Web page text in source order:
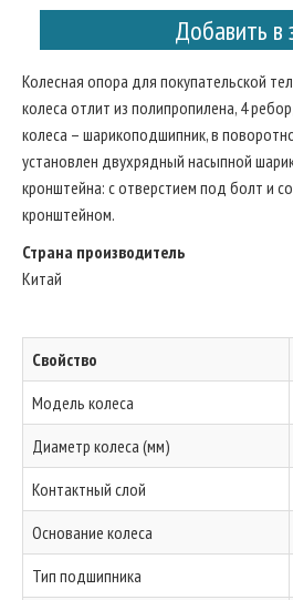
Добавить в
Колесная опора для покупательской
колеса отлит из полипропилена, 4
колеса – шарикоподшипник, в
установлен двухрядный насыпной
кронштейна: с отверстием под болт и
кронштейном.
Страна производитель
Китай
Свойство
Модель колеса
Диаметр колеса (мм)
Контактный слой
Основание колеса
Тип подшипника